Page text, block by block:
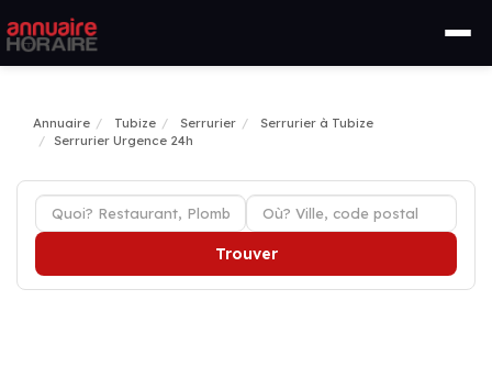
Annuaire Tubize Serrurier
Serrurier à Tubize
Serrurier Urgence 24h
Trouver